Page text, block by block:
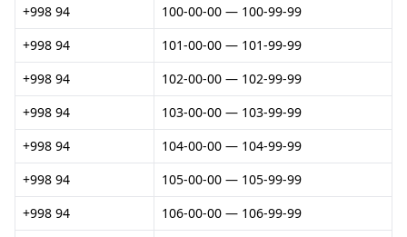
+998 94
100-00-00 — 100-99-99
+998 94
101-00-00 — 101-99-99
+998 94
102-00-00 — 102-99-99
+998 94
103-00-00 — 103-99-99
+998 94
104-00-00 — 104-99-99
+998 94
105-00-00 — 105-99-99
+998 94
106-00-00 — 106-99-99